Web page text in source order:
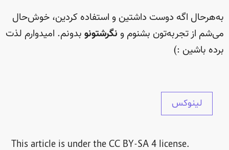
به‌هرحال اگه دوست داشتین و استفاده کردین، خوش‌حال
می‌شم از تجربه‌تون بشنوم و نگرشتونوبدونم. امیدوارم لذت
برده باشین :)
لینوکس
This article is under the CC BY-SA 4 license.